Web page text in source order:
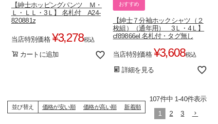
【紳士ホッピングパンツ Ｍ・
Ｌ・ＬＬ・3Ｌ】 名札付 A24-
820881z
当店特別価格 ¥3,278税込
カートに追加
おすすめ
【紳士７分袖ホックシャツ（２
枚組）（通年用） 3Ｌ・4Ｌ】
cf89866el 名札付・タグ無し
当店特別価格 ¥3,608税込
詳細を見る
並び替え 価格が安い順 価格が高い順 新着順
107件中 1-40件表示
1
2 3